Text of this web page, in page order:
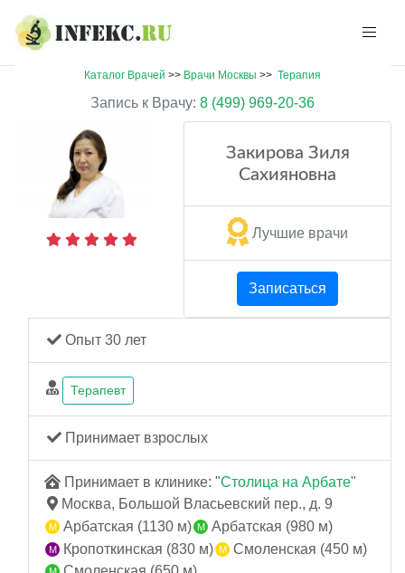
Каталог Врачей >> Врачи Москвы >> Терапия
Запись к Врачу: 8 (499) 969-20-36
Закирова Зиля
Сахияновна
Лучшие врачи
Записаться
Опыт 30 лет
Терапевт
Принимает взрослых
Принимает в клинике: "Столица на Арбате"
Москва, Большой Власьевский пер., д. 9
Арбатская (1130 м)
Арбатская (980 м)
Кропоткинская (830 м)
Смоленская (450 м)